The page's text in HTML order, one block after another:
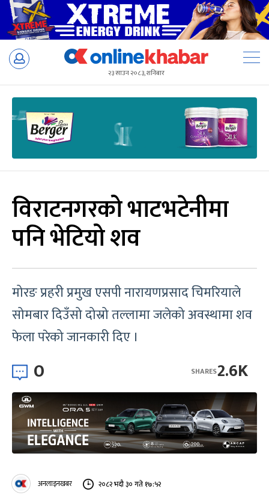
Skip
२३ साउन २०८३, शनिबार
विराटनगरको भाटभटेनीमा
पनि भेटियो शव
मोरङ प्रहरी प्रमुख एसपी नारायणप्रसाद चिमरियाले
सोमबार दिउँसो दोस्रो तल्लामा जलेको अवस्थामा शव
फेला परेको जानकारी दिए ।
0 2.6K
SHARES
अनलाइनखबर २०८२ भदौ ३० गते १७:५२